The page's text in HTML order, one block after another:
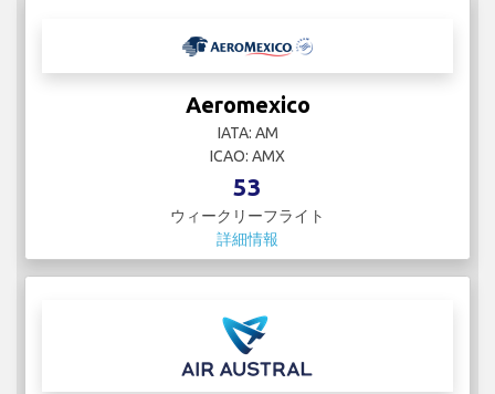
Aeromexico
IATA: AM
ICAO: AMX
53
ウィークリーフライト
詳細情報